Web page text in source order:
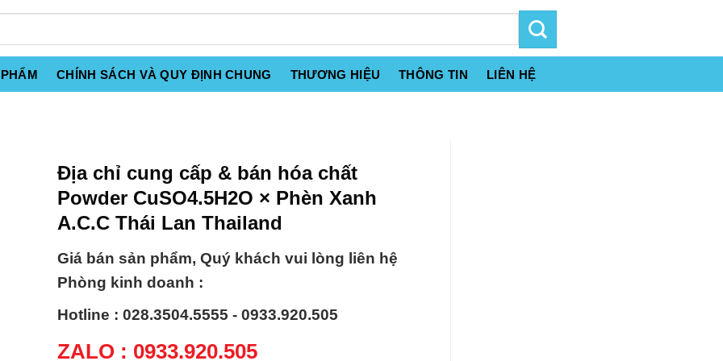
CHÍNH SÁCH VÀ QUY ĐỊNH CHUNG THƯƠNG HIỆU THÔNG TIN LIÊN HỆ
Địa chỉ cung cấp & bán hóa chất
Powder CuSO4.5H2O × Phèn Xanh
A.C.C Thái Lan Thailand
Giá bán sản phẩm, Quý khách vui lòng liên hệ
Phòng kinh doanh :
Hotline : 028.3504.5555 - 0933.920.505
ZALO : 0933.920.505